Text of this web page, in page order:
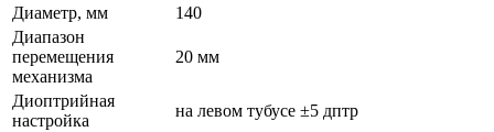
Диаметр, мм
140
Диапазон
перемещения
механизма
20 мм
Диоптрийная
настройка
на левом тубусе ±5 дптр